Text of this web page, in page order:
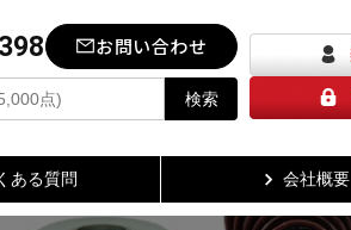
お問い合わせ
検索
ある質問 会社概要